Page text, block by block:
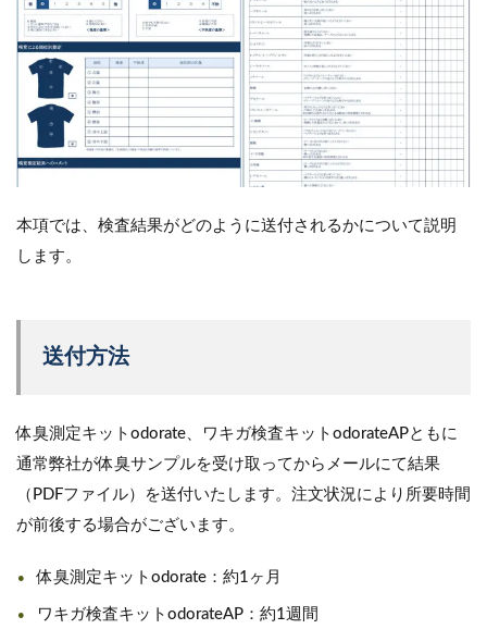
本項では、検査結果がどのように送付されるかについて説明
します。
送付方法
体臭測定キットodorate、ワキガ検査キットodorateAPともに
通常弊社が体臭サンプルを受け取ってからメールにて結果
（PDFファイル）を送付いたします。注文状況により所要時間
が前後する場合がございます。
体臭測定キットodorate：約1ヶ月
ワキガ検査キットodorateAP：約1週間